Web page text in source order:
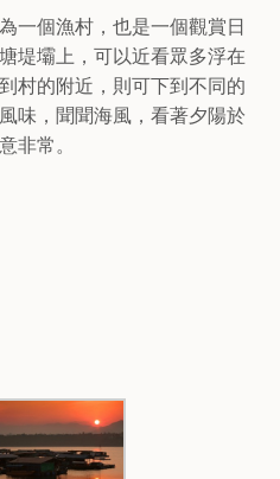
一個漁村，也是一個觀賞日
堤壩上，可以近看眾多浮在
村的附近，則可下到不同的
味，聞聞海風，看著夕陽於
非常。